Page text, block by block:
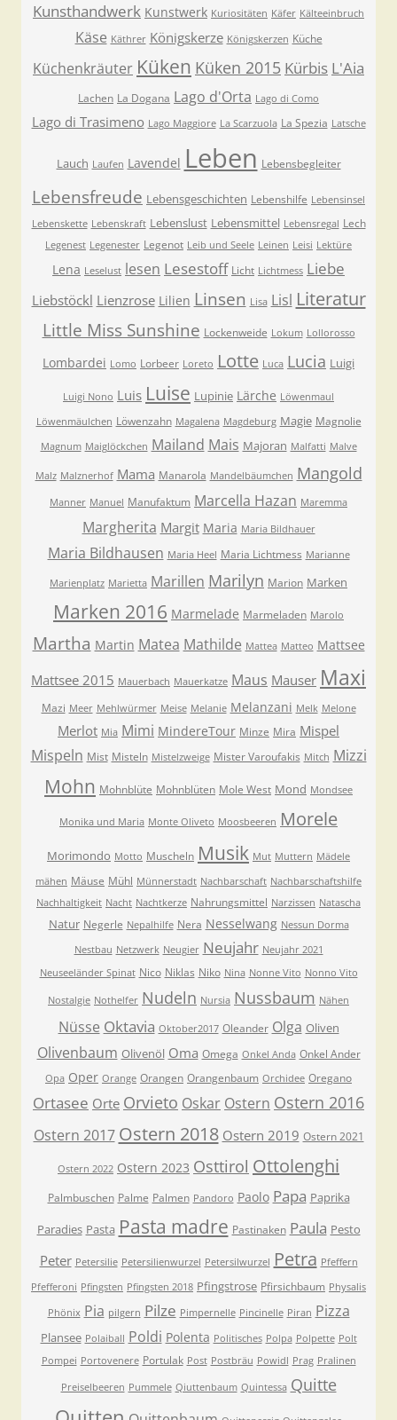
Kunsthandwerk Kunstwerk Kuriositäten Käfer Kälteeinbruch
Käse Käthrer Königskerze Königskerzen Küche
Küchenkräuter Küken Küken 2015 Kürbis L'Aia
Lachen La Dogana Lago d'Orta Lago di Como
Lago di Trasimeno Lago Maggiore La Scarzuola La Spezia Latsche
Lauch Laufen Lavendel Leben Lebensbegleiter
Lebensfreude Lebensgeschichten Lebenshilfe Lebensinsel
Lebenskette Lebenskraft Lebenslust Lebensmittel Lebensregal Lech
Legenest Legenester Legenot Leib und Seele Leinen Leisi Lektüre
Lena Leselust lesen Lesestoff Licht Lichtmess Liebe
Liebstöckl Lienzrose Lilien Linsen Lisa Lisl Literatur
Little Miss Sunshine Lockenweide Lokum Lollorosso
Lombardei Lomo Lorbeer Loreto Lotte Luca Lucia Luigi
Luigi Nono Luis Luise Lupinie Lärche Löwenmaul
Löwenmäulchen Löwenzahn Magalena Magdeburg Magie Magnolie
Magnum Maiglöckchen Mailand Mais Majoran Malfatti Malve
Malz Malznerhof Mama Manarola Mandelbäumchen Mangold
Manner Manuel Manufaktum Marcella Hazan Maremma
Margherita Margit Maria Maria Bildhauer
Maria Bildhausen Maria Heel Maria Lichtmess Marianne
Marienplatz Marietta Marillen Marilyn Marion Marken
Marken 2016 Marmelade Marmeladen Marolo
Martha Martin Matea Mathilde Mattea Matteo Mattsee
Mattsee 2015 Mauerbach Mauerkatze Maus Mauser Maxi
Mazi Meer Mehlwürmer Meise Melanie Melanzani Melk Melone
Merlot Mia Mimi MindereTour Minze Mira Mispel
Mispeln Mist Misteln Mistelzweige Mister Varoufakis Mitch Mizzi
Mohn Mohnblüte Mohnblüten Mole West Mond Mondsee
Monika und Maria Monte Oliveto Moosbeeren Morele
Morimondo Motto Muscheln Musik Mut Muttern Mädele
mähen Mäuse Mühl Münnerstadt Nachbarschaft Nachbarschaftshilfe
Nachhaltigkeit Nacht Nachtkerze Nahrungsmittel Narzissen Natascha
Natur Negerle Nepalhilfe Nera Nesselwang Nessun Dorma
Nestbau Netzwerk Neugier Neujahr Neujahr 2021
Neuseeländer Spinat Nico Niklas Niko Nina Nonne Vito Nonno Vito
Nostalgie Nothelfer Nudeln Nursia Nussbaum Nähen
Nüsse Oktavia Oktober2017 Oleander Olga Oliven
Olivenbaum Olivenöl Oma Omega Onkel Anda Onkel Ander
Opa Oper Orange Orangen Orangenbaum Orchidee Oregano
Ortasee Orte Orvieto Oskar Ostern Ostern 2016
Ostern 2017 Ostern 2018 Ostern 2019 Ostern 2021
Ostern 2022 Ostern 2023 Osttirol Ottolenghi
Palmbuschen Palme Palmen Pandoro Paolo Papa Paprika
Paradies Pasta Pasta madre Pastinaken Paula Pesto
Peter Petersilie Petersilienwurzel Petersilwurzel Petra Pfeffern
Pfefferoni Pfingsten Pfingsten 2018 Pfingstrose Pfirsichbaum Physalis
Phönix Pia pilgern Pilze Pimpernelle Pincinelle Piran Pizza
Plansee Polaiball Poldi Polenta Politisches Polpa Polpette Polt
Pompei Portovenere Portulak Post Postbräu Powidl Prag Pralinen
Preiselbeeren Pummele Qiuttenbaum Quintessa Quitte